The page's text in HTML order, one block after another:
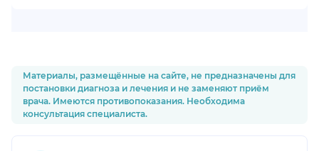
Материалы, размещённые на сайте, не предназначены для
постановки диагноза и лечения и не заменяют приём
врача. Имеются противопоказания. Необходима
консультация специалиста.